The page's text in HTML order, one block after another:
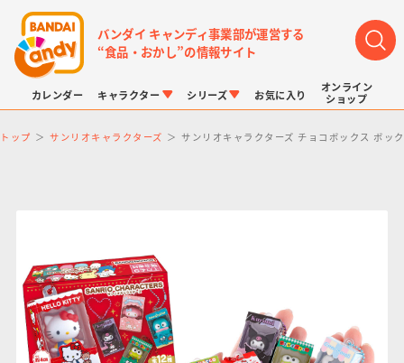
バンダイ キャンディ事業部が運営する
“食品・おかし”の情報サイト
カレンダー キャラクター シリーズ お気に入り
オンライン
ショップ
トップ サンリオキャラクターズ サンリオキャラクターズ チョコボックス ボッ